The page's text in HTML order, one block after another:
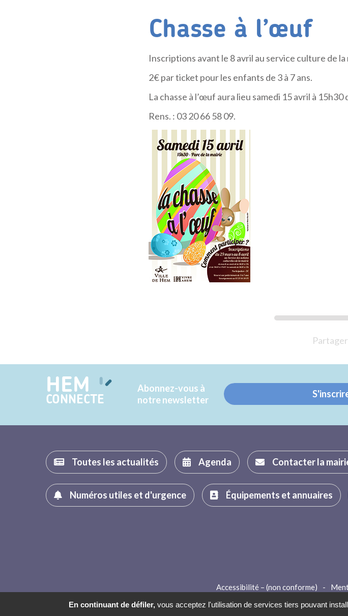
Chasse à l’œuf
Inscriptions avant le 8 avril au service culture de la
2€ par ticket pour les enfants de 3 à 7 ans.
La chasse à l’œuf aura lieu samedi 15 avril à 15h30
Rens. : 03 20 66 58 09.
Partager
HEM
CONNECTE
Abonnez-vous à
notre newsletter
Toutes les actualités Agenda Contacter la
Numéros utiles et d'urgence Équipements et annuaires
Accessibilité – (non conforme) -
En continuant de défiler, vous acceptez l'utilisation de services tiers pouvant